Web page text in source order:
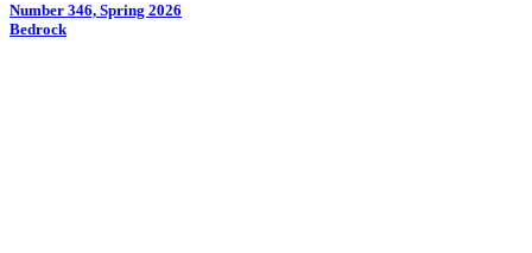
Number 346, Spring 2026
Bedrock